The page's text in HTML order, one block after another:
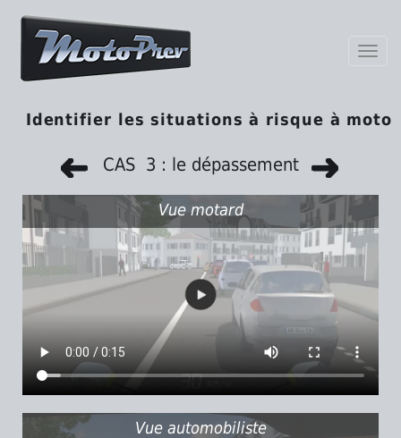
Identifier les situations à risque à moto
CAS 3 : le dépassement
Vue motard
Vue automobiliste